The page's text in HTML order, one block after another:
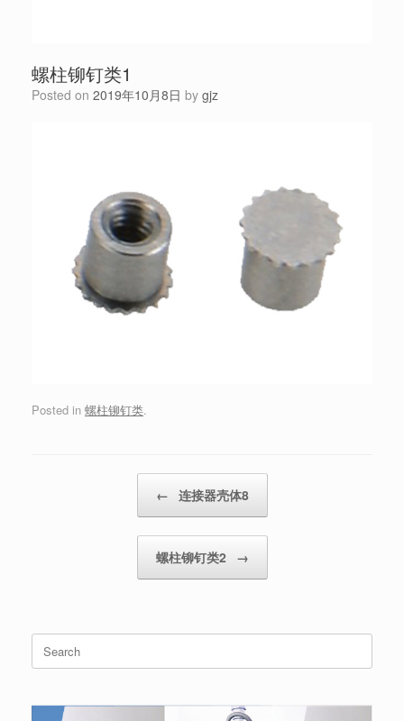
螺柱铆钉类1
Posted on 2019年10月8日 by gjz
Posted in 螺柱铆钉类.
← 连接器壳体8
螺柱铆钉类2 →
for: